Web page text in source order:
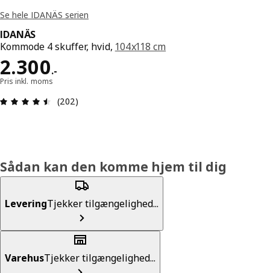
Se hele IDANÄS serien
IDANÄS
Kommode 4 skuffer, hvid, 104x118 cm
2.300.-
Pris 2300.-
Pris inkl. moms
Anmeldelse: 4.5 Ud af 5 Stjerner. Anmeldelser i
(202)
Sådan kan den komme hjem til dig
LeveringTjekker tilgængelighed...
VarehusTjekker tilgængelighed...